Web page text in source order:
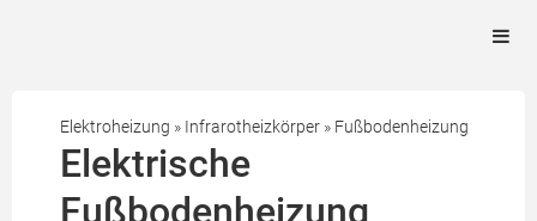
Elektroheizung » Infrarotheizkörper » Fußbodenheizung
Elektrische
Fußbodenheizung